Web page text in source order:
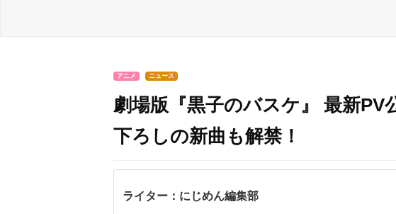
アニメ ニュース
劇場版『黒子のバスケ』 最新PV
下ろしの新曲も解禁！
ライター：にじめん編集部